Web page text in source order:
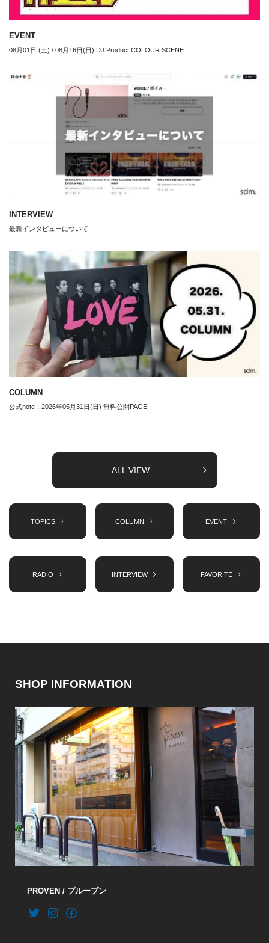
EVENT
08月01日 (土) / 08月16日(日) DJ Product COLOUR SCENE
INTERVIEW
最新インタビューについて
COLUMN
公式note：2026年05月31日(日) 無料公開PAGE
ALL VIEW
TOPICS COLUMN EVENT
RADIO INTERVIEW FAVORITE
SHOP INFORMATION
PROVEN / プループン